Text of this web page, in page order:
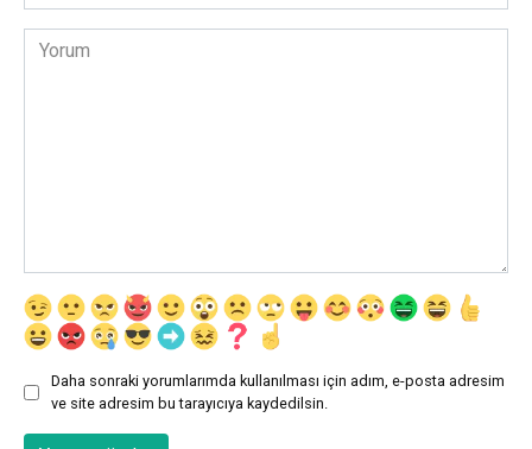
sitesi
Yorum
Daha sonraki yorumlarımda kullanılması için adım, e-posta adresim
ve site adresim bu tarayıcıya kaydedilsin.